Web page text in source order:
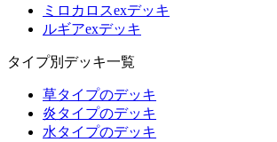
ミロカロスexデッキ
ルギアexデッキ
タイプ別デッキ一覧
草タイプのデッキ
炎タイプのデッキ
水タイプのデッキ